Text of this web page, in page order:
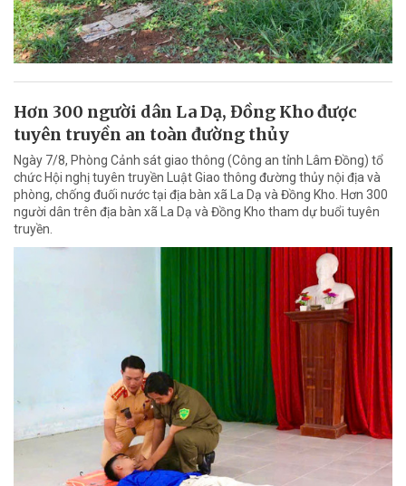
Hơn 300 người dân La Dạ, Đồng Kho được
tuyên truyền an toàn đường thủy
Ngày 7/8, Phòng Cảnh sát giao thông (Công an tỉnh Lâm Đồng) tổ
chức Hội nghị tuyên truyền Luật Giao thông đường thủy nội địa và
phòng, chống đuối nước tại địa bàn xã La Dạ và Đồng Kho. Hơn 300
người dân trên địa bàn xã La Dạ và Đồng Kho tham dự buổi tuyên
truyền.